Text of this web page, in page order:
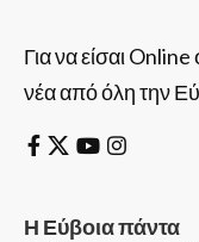
Για να είσαι Online
νέα από όλη την
Η Εύβοια πάντα